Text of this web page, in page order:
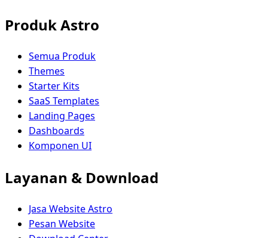
Produk Astro
Semua Produk
Themes
Starter Kits
SaaS Templates
Landing Pages
Dashboards
Komponen UI
Layanan & Download
Jasa Website Astro
Pesan Website